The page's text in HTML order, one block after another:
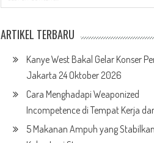
ARTIKEL TERBARU
Kanye West Bakal Gelar Konser
Jakarta 24 Oktober 2026
Cara Menghadapi Weaponized
Incompetence di Tempat Kerja
5 Makanan Ampuh yang